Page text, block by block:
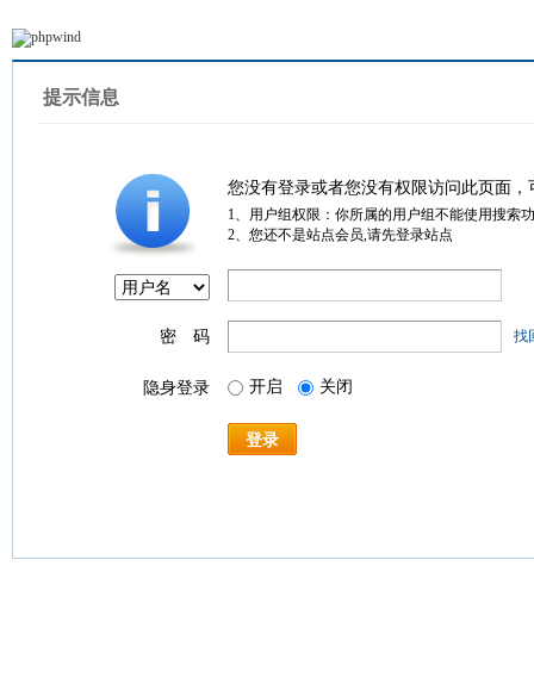
提示信息
您没有登录或者您没有权限访问此页面
1、用户组权限：你所属的用户组不能使用搜索
2、您还不是站点会员,请先登录站点
密 码 找
隐身登录 开启 关闭
登录